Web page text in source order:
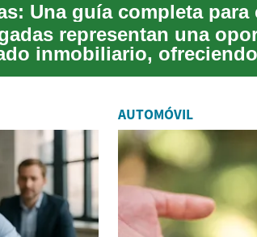
representan una
inmobiliario,
AUTOMÓVIL